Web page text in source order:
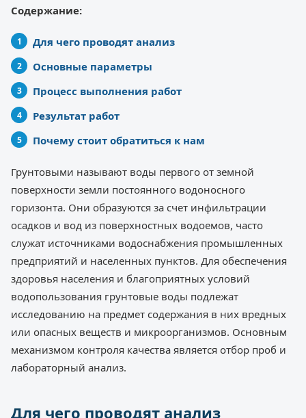
Содержание:
Для чего проводят анализ
Основные параметры
Процесс выполнения работ
Результат работ
Почему стоит обратиться к нам
Грунтовыми называют воды первого от земной
поверхности земли постоянного водоносного
горизонта. Они образуются за счет инфильтрации
осадков и вод из поверхностных водоемов, часто
служат источниками водоснабжения промышленных
предприятий и населенных пунктов. Для обеспечения
здоровья населения и благоприятных условий
водопользования грунтовые воды подлежат
исследованию на предмет содержания в них вредных
или опасных веществ и микроорганизмов. Основным
механизмом контроля качества является отбор проб и
лабораторный анализ.
Для чего проводят анализ